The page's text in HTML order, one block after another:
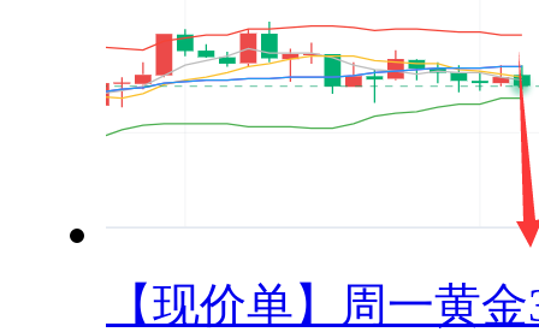
【现价单】周一黄金